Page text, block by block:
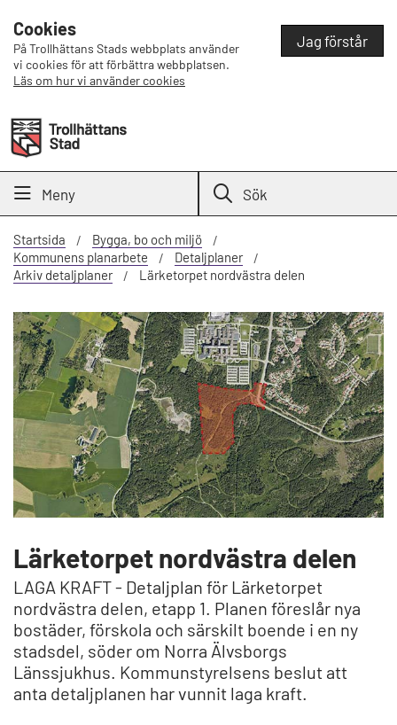
Cookies
På Trollhättans Stads webbplats använder
vi cookies för att förbättra webbplatsen.
Läs om hur vi använder cookies
Jag förstår
Meny Sök
Startsida
Bygga, bo och miljö
Kommunens planarbete
Detaljplaner
Arkiv detaljplaner
Lärketorpet nordvästra delen
Lärketorpet nordvästra delen
LAGA KRAFT - Detaljplan för Lärketorpet
nordvästra delen, etapp 1. Planen föreslår nya
bostäder, förskola och särskilt boende i en ny
stadsdel, söder om Norra Älvsborgs
Länssjukhus. Kommunstyrelsens beslut att
anta detaljplanen har vunnit laga kraft.